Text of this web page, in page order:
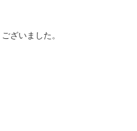
ざいました。